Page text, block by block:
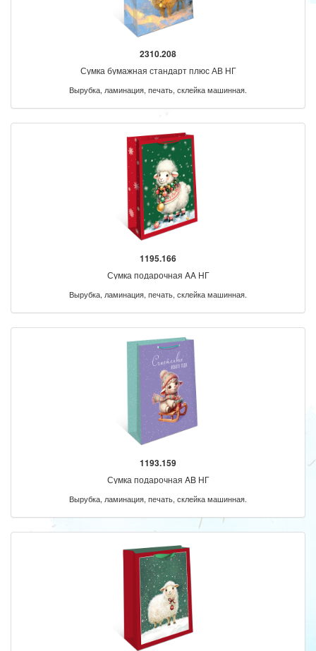
2310.208
Сумка бумажная стандарт плюс АВ НГ
Вырубка, ламинация, печать, склейка машинная.
1195.166
Сумка подарочная AA НГ
Вырубка, ламинация, печать, склейка машинная.
1193.159
Сумка подарочная AB НГ
Вырубка, ламинация, печать, склейка машинная.